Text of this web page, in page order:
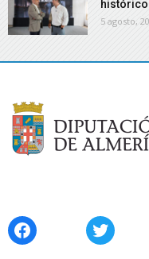
histórico
5 agosto,
FacebookTwitter